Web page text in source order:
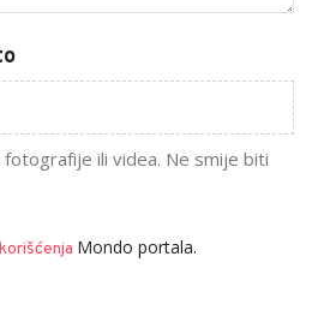
ili videa. Ne smije biti
Mondo portala.